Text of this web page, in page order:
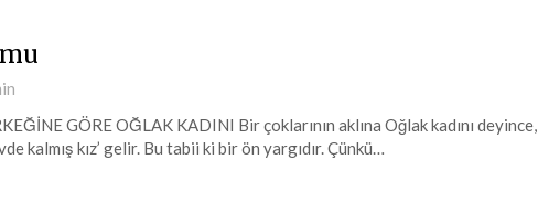
GÖRE OĞLAK KADINI Bir çoklarının aklına Oğlak kadını deyince,
kalmış kız’ gelir. Bu tabii ki bir ön yargıdır. Çünkü…